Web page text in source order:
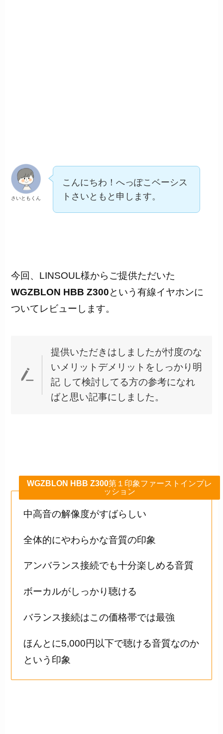
さいともくん
こんにちわ！へっぽこベーシス
トさいともと申します。
今回、LINSOUL様からご提供ただいた
WGZBLON HBB Z300という有線イヤホンに
ついてレビューします。
提供いただきはしましたが忖度のな
いメリットデメリットをしっかり明
記 して検討してる方の参考になれ
ばと思い記事にしました。
WGZBLON HBB Z300第１印象ファーストインプレ
ッション
中高音の解像度がすばらしい
全体的にやわらかな音質の印象
アンバランス接続でも十分楽しめる音質
ボーカルがしっかり聴ける
バランス接続はこの価格帯では最強
ほんとに5,000円以下で聴ける音質なのか
という印象